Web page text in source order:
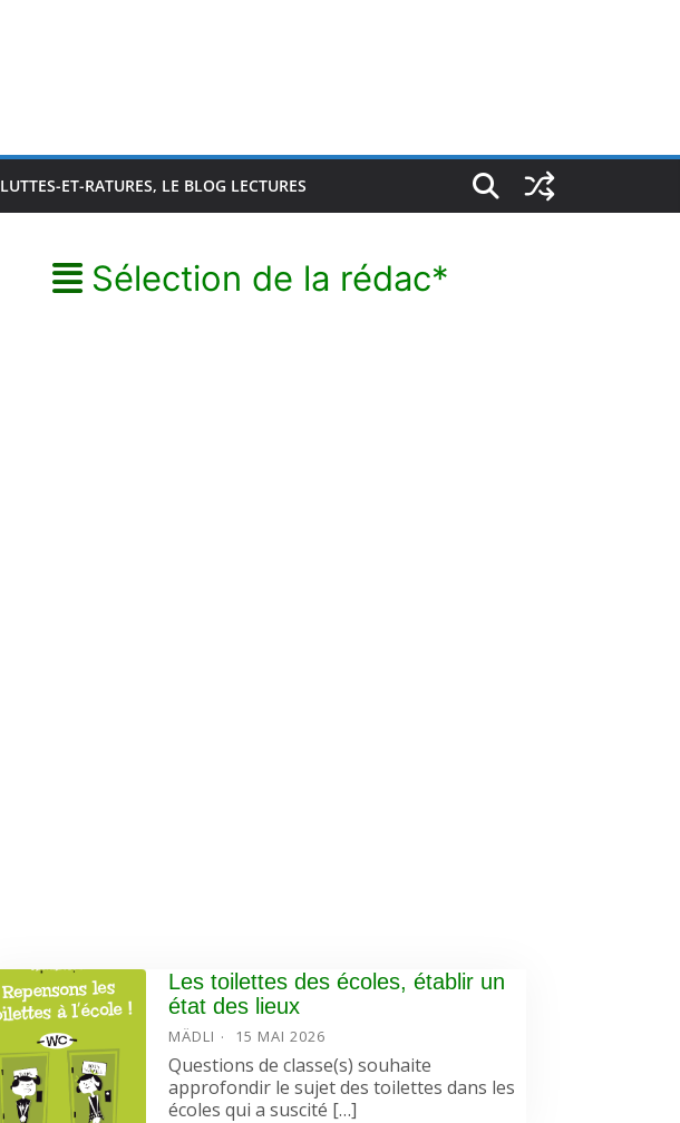
LUTTES-ET-RATURES, LE BLOG LECTURES
Sélection de la rédac*
Les toilettes des écoles, établir un
état des lieux
MÄDLI 15 MAI 2026
Questions de classe(s) souhaite
approfondir le sujet des toilettes dans les
écoles qui a suscité […]